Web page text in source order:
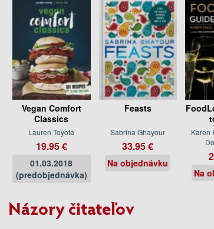
Vegan Comfort
Classics
Lauren Toyota
19.95 €
01.03.2018
(predobjednávka)
Feasts
Sabrina Ghayour
33.95 €
Na objednávku
Karen
Na
Názory čitateľov